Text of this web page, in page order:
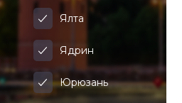
Ялта
Ядрин
Юрюзань